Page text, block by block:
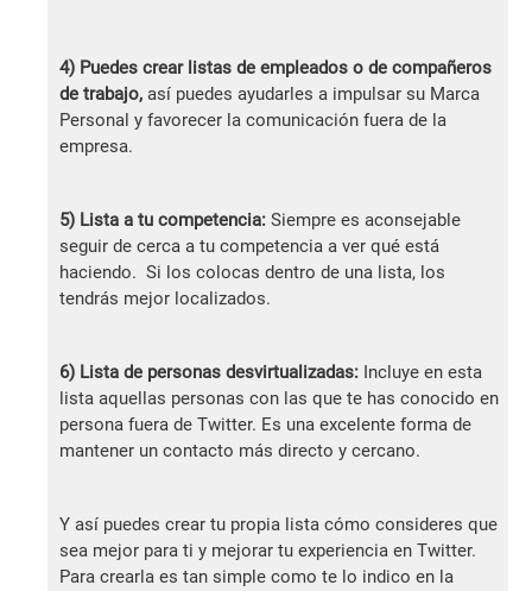
4) Puedes crear listas de empleados o de compañeros
de trabajo, así puedes ayudarles a impulsar su Marca
Personal y favorecer la comunicación fuera de la
empresa.
5) Lista a tu competencia: Siempre es aconsejable
seguir de cerca a tu competencia a ver qué está
haciendo. Si los colocas dentro de una lista, los
tendrás mejor localizados.
6) Lista de personas desvirtualizadas: Incluye en esta
lista aquellas personas con las que te has conocido en
persona fuera de Twitter. Es una excelente forma de
mantener un contacto más directo y cercano.
Y así puedes crear tu propia lista cómo consideres que
sea mejor para ti y mejorar tu experiencia en Twitter.
Para crearla es tan simple como te lo indico en la